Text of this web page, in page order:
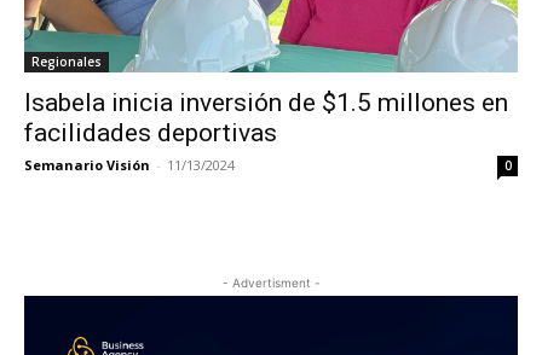
Regionales
Isabela inicia inversión de $1.5 millones en
facilidades deportivas
Semanario Visión - 11/13/2024 0
- Advertisment -